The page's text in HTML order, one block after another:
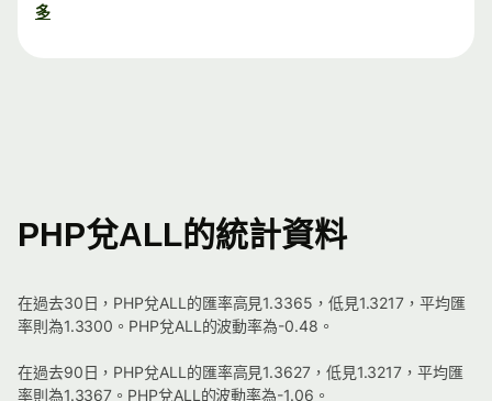
多
PHP兌ALL的統計資料
在過去30日，PHP兌ALL的匯率高見1.3365，低見1.3217，平均匯
率則為1.3300。PHP兌ALL的波動率為-0.48。
在過去90日，PHP兌ALL的匯率高見1.3627，低見1.3217，平均匯
率則為1.3367。PHP兌ALL的波動率為-1.06。